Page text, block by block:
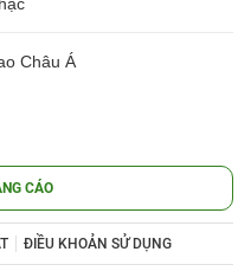
Châu Á
CÁO
ĐIỀU KHOẢN SỬ DỤNG